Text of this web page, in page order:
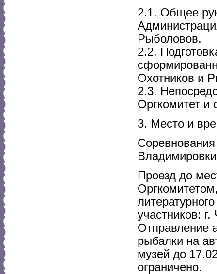
2.1. Общее
Рыболовов.
2.2.
Охотников и
2.3.
Оргкомитет и
3. Место и
Проезд до
участников:
Отправление
рыбалки на
музей до
ограничено.